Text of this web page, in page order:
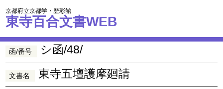
京都府立京都学・歴彩館
東寺百合文書WEB
函/番号 シ函/48/
文書名 東寺五壇護摩廻請